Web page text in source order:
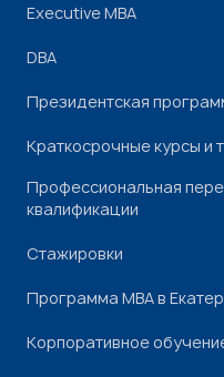
Executive MBA
DBA
Президентская
Краткосрочные курсы и
Профессиональная
квалификации
Стажировки
Программа МВА в
Корпоративное